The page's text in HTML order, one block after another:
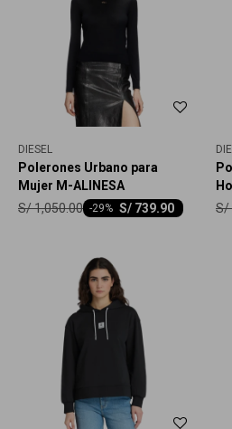
DIESEL
Polerones Urbano para
Mujer M-ALINESA
S/ 739.90
-29
S/1,050.00 S/